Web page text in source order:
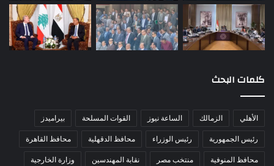
كلمات البحث
الأهلي الزمالك الساعة نيوز القوات المسلحة
بيراميدز
رئيس الجمهورية
رئيس الوزراء محافظ الدقهلية
محافظ القاهرة
محافظ المنوفية
منتخب مصر نقابة المهندسين
وزارة الخارجية